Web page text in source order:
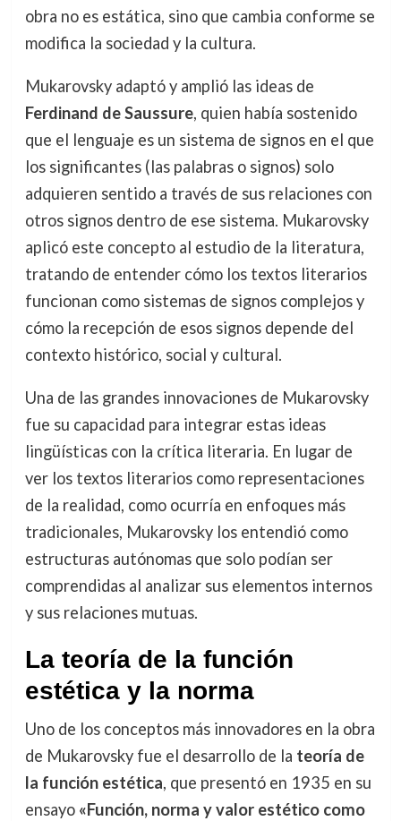
obra no es estática, sino que cambia conforme se
modifica la sociedad y la cultura.
Mukarovsky adaptó y amplió las ideas de
Ferdinand de Saussure, quien había sostenido
que el lenguaje es un sistema de signos en el que
los significantes (las palabras o signos) solo
adquieren sentido a través de sus relaciones con
otros signos dentro de ese sistema. Mukarovsky
aplicó este concepto al estudio de la literatura,
tratando de entender cómo los textos literarios
funcionan como sistemas de signos complejos y
cómo la recepción de esos signos depende del
contexto histórico, social y cultural.
Una de las grandes innovaciones de Mukarovsky
fue su capacidad para integrar estas ideas
lingüísticas con la crítica literaria. En lugar de
ver los textos literarios como representaciones
de la realidad, como ocurría en enfoques más
tradicionales, Mukarovsky los entendió como
estructuras autónomas que solo podían ser
comprendidas al analizar sus elementos internos
y sus relaciones mutuas.
La teoría de la función
estética y la norma
Uno de los conceptos más innovadores en la obra
de Mukarovsky fue el desarrollo de la teoría de
la función estética, que presentó en 1935 en su
ensayo «Función, norma y valor estético como